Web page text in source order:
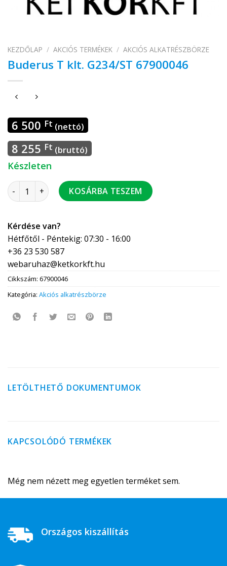
KEZDŐLAP / AKCIÓS TERMÉKEK / AKCIÓS ALKATRÉSZBÖRZE
Buderus T klt. G234/ST 67900046
6 500 Ft (nettó)
8 255 Ft (bruttó)
Készleten
Buderus T klt. G234/ST 67900046 mennyiség
KOSÁRBA TESZEM
Kérdése van?
Hétfőtől - Péntekig: 07:30 - 16:00
+36 23 530 587
webaruhaz@ketkorkft.hu
Cikkszám: 67900046
Kategória: Akciós alkatrészbörze
LETÖLTHETŐ DOKUMENTUMOK
KAPCSOLÓDÓ TERMÉKEK
Még nem nézett meg egyetlen terméket sem.
Országos kiszállítás